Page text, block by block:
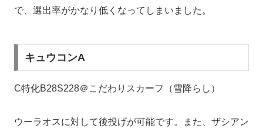
で、選出率がかなり低くなってしまいました。
キュウコンA
C特化B28S228＠こだわりスカーフ（雪降らし）
ウーラオスに対して後投げが可能です。また、ザシアン